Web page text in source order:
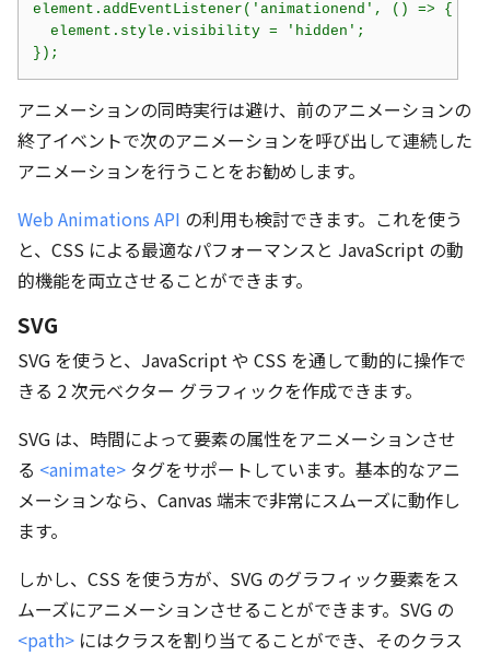
element.addEventListener('animationend', () => {
  element.style.visibility = 'hidden';
});
アニメーションの同時実行は避け、前のアニメーションの
終了イベントで次のアニメーションを呼び出して連続した
アニメーションを行うことをお勧めします。
Web Animations API の利用も検討できます。これを使う
と、CSS による最適なパフォーマンスと JavaScript の動
的機能を両立させることができます。
SVG
SVG を使うと、JavaScript や CSS を通して動的に操作で
きる 2 次元ベクター グラフィックを作成できます。
SVG は、時間によって要素の属性をアニメーションさせ
る <animate> タグをサポートしています。基本的なアニ
メーションなら、Canvas 端末で非常にスムーズに動作し
ます。
しかし、CSS を使う方が、SVG のグラフィック要素をス
ムーズにアニメーションさせることができます。SVG の
<path> にはクラスを割り当てることができ、そのクラス